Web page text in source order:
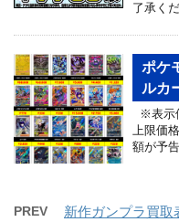
了承く
ポケ
ルカ
※表示
上限価
額が予
PREV 新作ガンプラ買取